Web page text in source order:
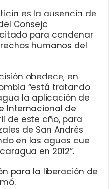
es la ausencia de
Consejo
para condenar
humanos del
obedece, en
“está tratando
la aplicación de
Internacional de
de este año, para
de San Andrés
en las aguas que
en 2012”.
para la liberación de